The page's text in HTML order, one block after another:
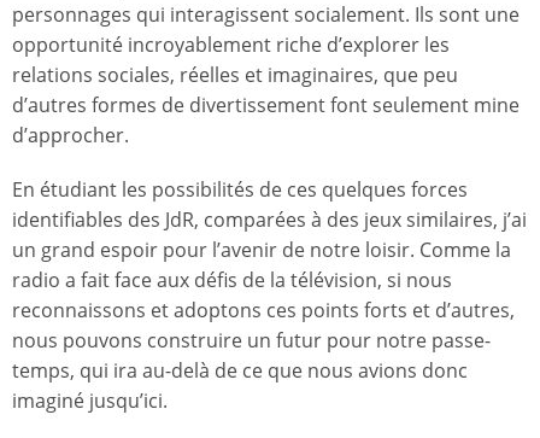
personnages qui interagissent socialement. Ils sont une
opportunité incroyablement riche d’explorer les
relations sociales, réelles et imaginaires, que peu
d’autres formes de divertissement font seulement mine
d’approcher.
En étudiant les possibilités de ces quelques forces
identifiables des JdR, comparées à des jeux similaires, j’ai
un grand espoir pour l’avenir de notre loisir. Comme la
radio a fait face aux défis de la télévision, si nous
reconnaissons et adoptons ces points forts et d’autres,
nous pouvons construire un futur pour notre passe-
temps, qui ira au-delà de ce que nous avions donc
imaginé jusqu’ici.